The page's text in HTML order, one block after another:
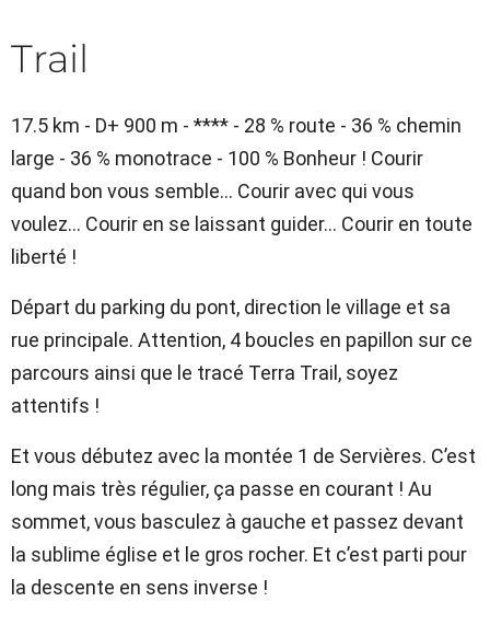
Trail
17.5 km - D+ 900 m - **** - 28 % route - 36 % chemin
large - 36 % monotrace - 100 % Bonheur ! Courir
quand bon vous semble… Courir avec qui vous
voulez… Courir en se laissant guider… Courir en toute
liberté !
Départ du parking du pont, direction le village et sa
rue principale. Attention, 4 boucles en papillon sur ce
parcours ainsi que le tracé Terra Trail, soyez
attentifs !
Et vous débutez avec la montée 1 de Servières. C’est
long mais très régulier, ça passe en courant ! Au
sommet, vous basculez à gauche et passez devant
la sublime église et le gros rocher. Et c’est parti pour
la descente en sens inverse !